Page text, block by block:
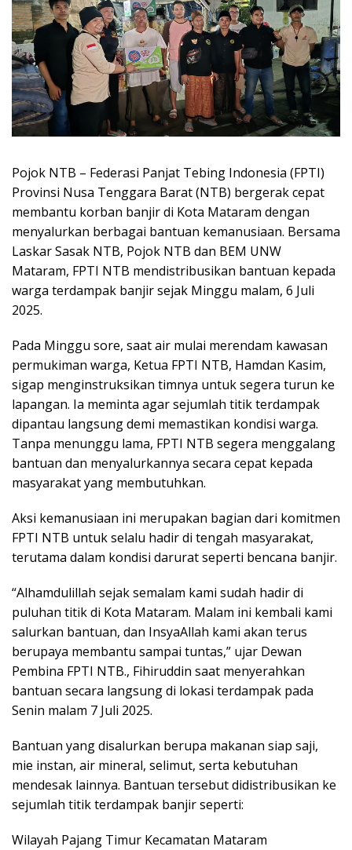
Pojok NTB – Federasi Panjat Tebing Indonesia (FPTI)
Provinsi Nusa Tenggara Barat (NTB) bergerak cepat
membantu korban banjir di Kota Mataram dengan
menyalurkan berbagai bantuan kemanusiaan. Bersama
Laskar Sasak NTB, Pojok NTB dan BEM UNW
Mataram, FPTI NTB mendistribusikan bantuan kepada
warga terdampak banjir sejak Minggu malam, 6 Juli
2025.
Pada Minggu sore, saat air mulai merendam kawasan
permukiman warga, Ketua FPTI NTB, Hamdan Kasim,
sigap menginstruksikan timnya untuk segera turun ke
lapangan. Ia meminta agar sejumlah titik terdampak
dipantau langsung demi memastikan kondisi warga.
Tanpa menunggu lama, FPTI NTB segera menggalang
bantuan dan menyalurkannya secara cepat kepada
masyarakat yang membutuhkan.
Aksi kemanusiaan ini merupakan bagian dari komitmen
FPTI NTB untuk selalu hadir di tengah masyarakat,
terutama dalam kondisi darurat seperti bencana banjir.
“Alhamdulillah sejak semalam kami sudah hadir di
puluhan titik di Kota Mataram. Malam ini kembali kami
salurkan bantuan, dan InsyaAllah kami akan terus
berupaya membantu sampai tuntas,” ujar Dewan
Pembina FPTI NTB., Fihiruddin saat menyerahkan
bantuan secara langsung di lokasi terdampak pada
Senin malam 7 Juli 2025.
Bantuan yang disalurkan berupa makanan siap saji,
mie instan, air mineral, selimut, serta kebutuhan
mendesak lainnya. Bantuan tersebut didistribusikan ke
sejumlah titik terdampak banjir seperti:
Wilayah Pajang Timur Kecamatan Mataram